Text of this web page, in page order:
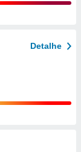
Detalhe